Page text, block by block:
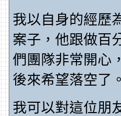
我以自身的經歷
案子，他跟做百
們團隊非常開心
後來希望落空了
我可以對這位朋